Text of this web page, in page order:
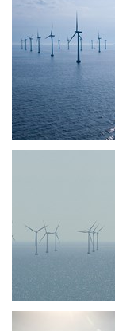
INDUSTRIA VERDE
FOOD&TRAVEL
HEALTH&WELLNESS
GREEN TECH
ECOINCENTRIAMOCI